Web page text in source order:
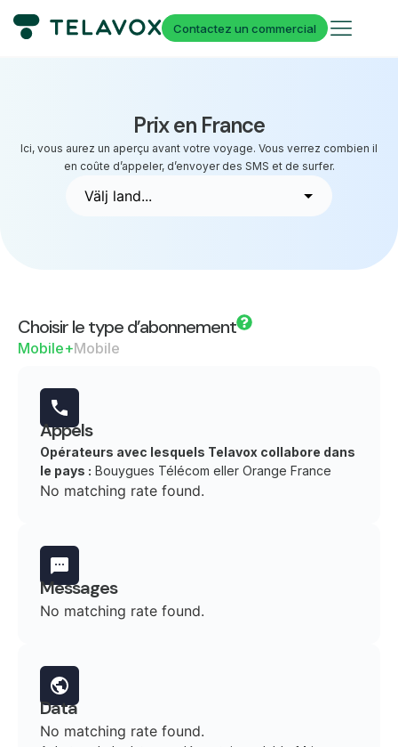
Contactez un commercial
Prix en France
Ici, vous aurez un aperçu avant votre voyage. Vous verrez combien il
en coûte d’appeler, d’envoyer des SMS et de surfer.
Choisir le type d’abonnement
Mobile+Mobile
Appels
Opérateurs avec lesquels Telavox collabore dans
le pays : Bouygues Télécom eller Orange France
No matching rate found.
Messages
No matching rate found.
Data
No matching rate found.